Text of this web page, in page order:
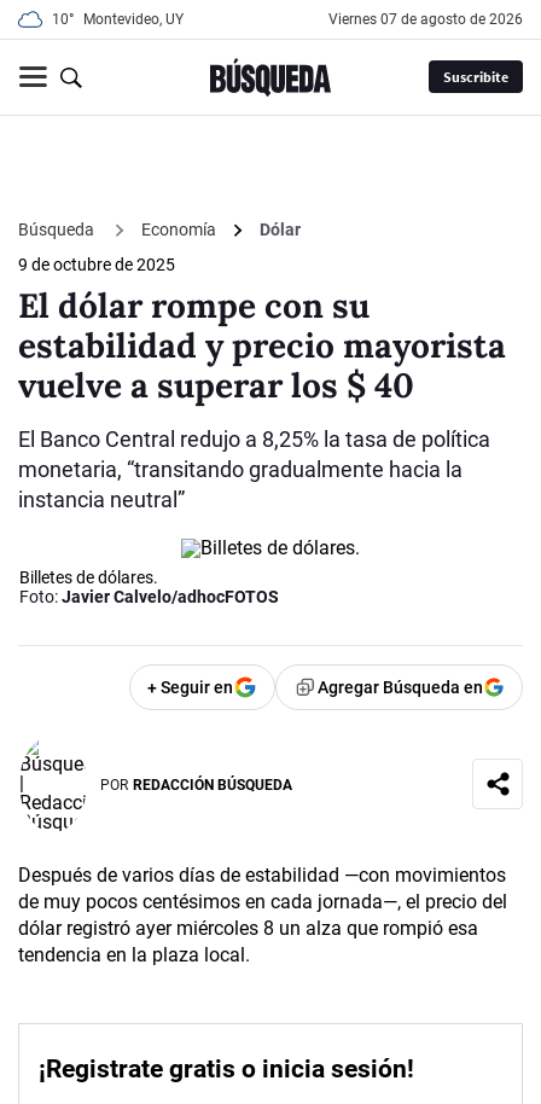
10° Montevideo, UY viernes 07 de agosto de 2026
Suscribite
Búsqueda Economía
Dólar
9 de octubre de 2025
El dólar rompe con su
estabilidad y precio mayorista
vuelve a superar los $ 40
El Banco Central redujo a 8,25% la tasa de política
monetaria, “transitando gradualmente hacia la
instancia neutral”
Billetes de dólares.
Foto:Javier Calvelo/adhocFOTOS
+ Seguir en Agregar Búsqueda en
POR REDACCIÓN BÚSQUEDA
Después de varios días de estabilidad —con movimientos
de muy pocos centésimos en cada jornada—, el precio del
dólar registró ayer miércoles 8 un alza que rompió esa
tendencia en la plaza local.
¡Registrate gratis o inicia sesión!